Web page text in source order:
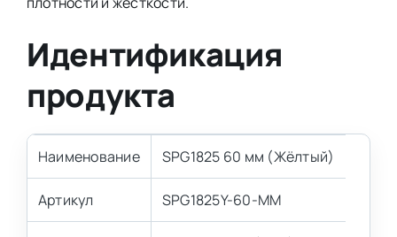
Идентификация
продукта
Наименование SPG1825 60 мм (Жёлтый)
Артикул SPG1825Y-60-MM